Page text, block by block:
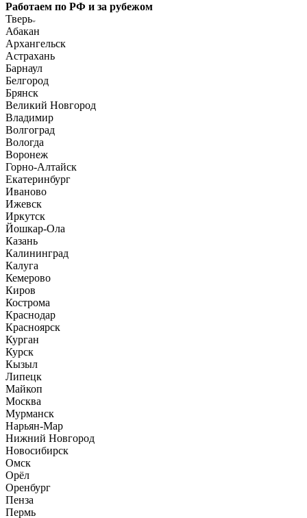
Работаем по РФ и за рубежом
Тверь
Абакан
Архангельск
Астрахань
Барнаул
Белгород
Брянск
Великий Новгород
Владимир
Волгоград
Вологда
Воронеж
Горно-Алтайск
Екатеринбург
Иваново
Ижевск
Иркутск
Йошкар-Ола
Казань
Калининград
Калуга
Кемерово
Киров
Кострома
Краснодар
Красноярск
Курган
Курск
Кызыл
Липецк
Майкоп
Москва
Мурманск
Нарьян-Мар
Нижний Новгород
Новосибирск
Омск
Орёл
Оренбург
Пенза
Пермь